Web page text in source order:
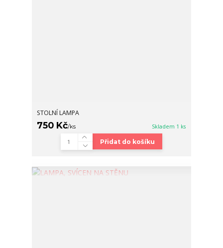
STOLNÍ LAMPA
750 Kč/ks Skladem 1 ks
Přidat do košíku